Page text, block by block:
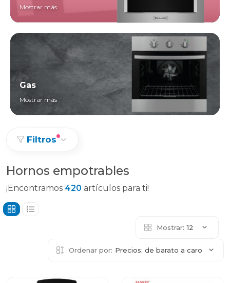
Mostrar más
Gas
Mostrar más
Filtros
Hornos empotrables
¡Encontramos 420 artículos para ti!
Mostrar: 12
Ordenar por: Precios: de barato a caro